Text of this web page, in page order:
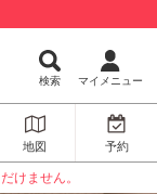
検索 マイメニュー
地図 予約
けません。